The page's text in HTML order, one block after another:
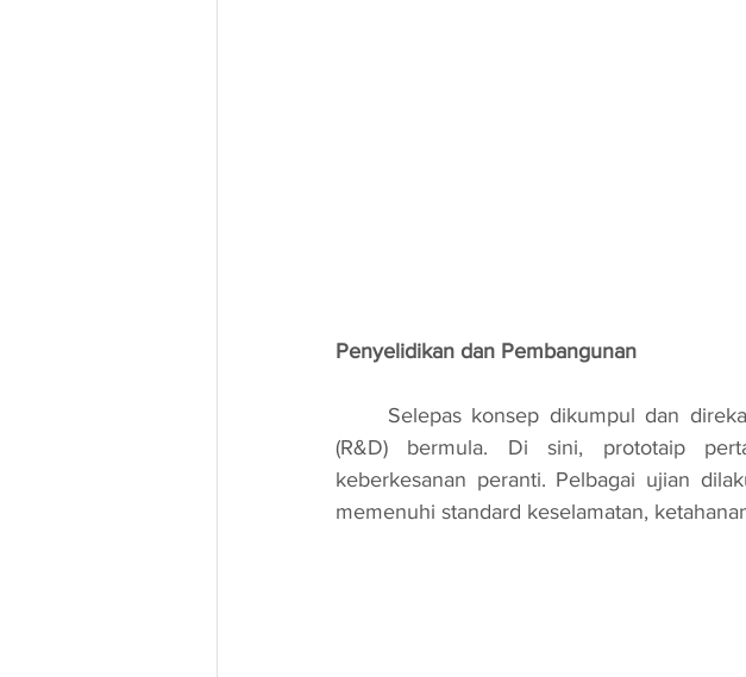
Penyelidikan dan Pembangunan
(R&D) bermula. Di sini, prototaip
keberkesanan peranti. Pelbagai ujian
memenuhi standard keselamatan,